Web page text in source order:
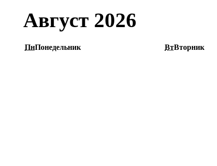
Август 2026
ПнПонедельник ВтВторник